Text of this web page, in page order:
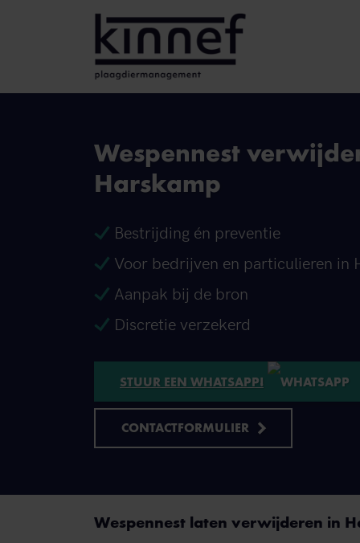
Wespennest
Harskamp
Bestrijding én preventie
Voor bedrijven en particulieren in
Aanpak bij de bron
Discretie verzekerd
STUUR EEN WHATSAPP!
CONTACTFORMULIER
Wespennest laten verwijderen in